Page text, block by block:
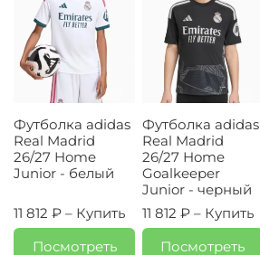
Футболка adidas
Real Madrid
26/27 Home
Junior - белый
11 812 ₽ – Купить
Посмотреть
Футболка adidas
Real Madrid
26/27 Home
Goalkeeper
Junior - черный
11 812 ₽ – Купить
Посмотреть